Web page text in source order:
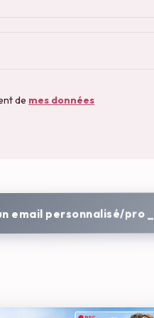
de mes données
email personnalisé/pro